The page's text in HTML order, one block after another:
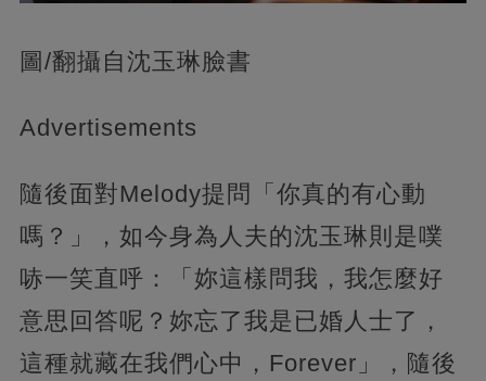
圖/翻攝自沈玉琳臉書
Advertisements
隨後面對Melody提問「你真的有心動
嗎？」，如今身為人夫的沈玉琳則是噗
哧一笑直呼：「妳這樣問我，我怎麼好
意思回答呢？妳忘了我是已婚人士了，
這種就藏在我們心中，Forever」，隨後